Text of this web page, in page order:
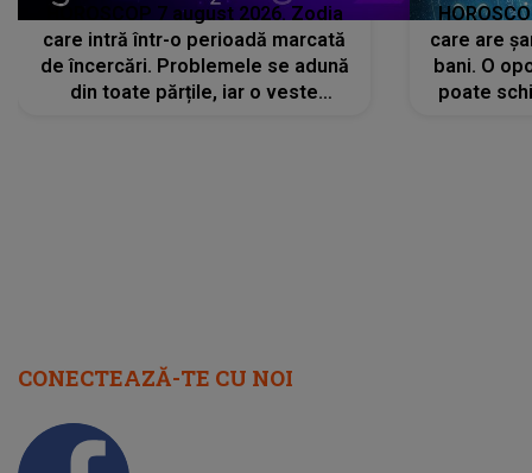
HOROSCOP 7 august 2026. Zodia
care intră într-o perioadă marcată
de încercări. Problemele se adună
din toate părțile, iar o veste
care are
bani. O
poate
CONECTEAZĂ-TE CU NOI